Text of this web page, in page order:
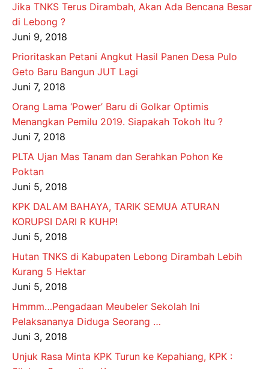
Jika TNKS Terus Dirambah, Akan Ada Bencana Besar
di Lebong ?
Juni 9, 2018
Prioritaskan Petani Angkut Hasil Panen Desa Pulo
Geto Baru Bangun JUT Lagi
Juni 7, 2018
Orang Lama ‘Power’ Baru di Golkar Optimis
Menangkan Pemilu 2019. Siapakah Tokoh Itu ?
Juni 7, 2018
PLTA Ujan Mas Tanam dan Serahkan Pohon Ke
Poktan
Juni 5, 2018
KPK DALAM BAHAYA, TARIK SEMUA ATURAN
KORUPSI DARI R KUHP!
Juni 5, 2018
Hutan TNKS di Kabupaten Lebong Dirambah Lebih
Kurang 5 Hektar
Juni 5, 2018
Hmmm…Pengadaan Meubeler Sekolah Ini
Pelaksananya Diduga Seorang …
Juni 3, 2018
Unjuk Rasa Minta KPK Turun ke Kepahiang, KPK :